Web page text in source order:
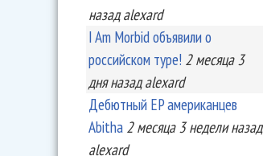
назад alexard
I Am Morbid объявили о
российском туре! 2 месяца 3
дняназад alexard
Дебютный EP американцев
Abitha 2 месяца 3 неделиназад
alexard